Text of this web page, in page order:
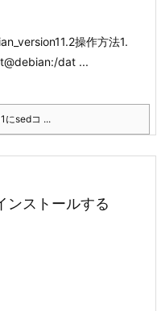
11.2操作方法1.
dat ...
にsedコ ...
ストールする